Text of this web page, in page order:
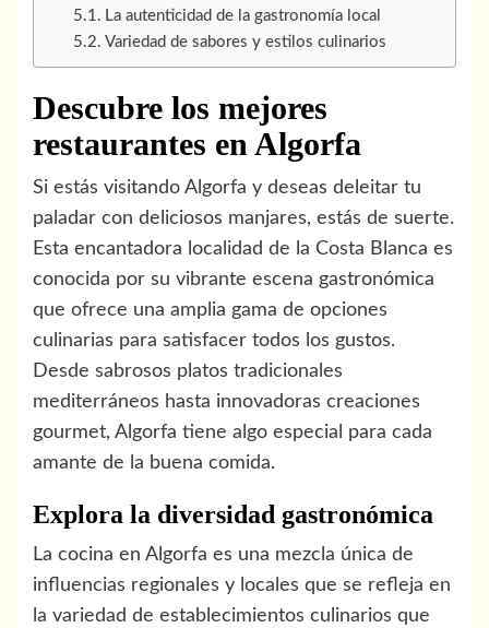
La autenticidad de la gastronomía local
Variedad de sabores y estilos culinarios
Descubre los mejores
restaurantes en Algorfa
Si estás visitando Algorfa y deseas deleitar tu
paladar con deliciosos manjares, estás de suerte.
Esta encantadora localidad de la Costa Blanca es
conocida por su vibrante escena gastronómica
que ofrece una amplia gama de opciones
culinarias para satisfacer todos los gustos.
Desde sabrosos platos tradicionales
mediterráneos hasta innovadoras creaciones
gourmet, Algorfa tiene algo especial para cada
amante de la buena comida.
Explora la diversidad gastronómica
La cocina en Algorfa es una mezcla única de
influencias regionales y locales que se refleja en
la variedad de establecimientos culinarios que